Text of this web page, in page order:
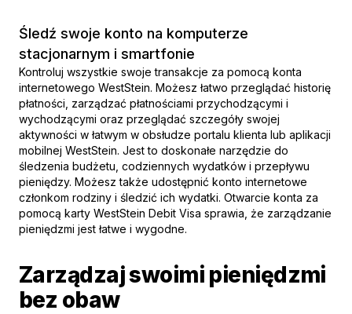
Śledź swoje konto na komputerze
stacjonarnym i smartfonie
Kontroluj wszystkie swoje transakcje za pomocą konta
internetowego WestStein. Możesz łatwo przeglądać historię
płatności, zarządzać płatnościami przychodzącymi i
wychodzącymi oraz przeglądać szczegóły swojej
aktywności w łatwym w obsłudze portalu klienta lub aplikacji
mobilnej WestStein. Jest to doskonałe narzędzie do
śledzenia budżetu, codziennych wydatków i przepływu
pieniędzy. Możesz także udostępnić konto internetowe
członkom rodziny i śledzić ich wydatki. Otwarcie konta za
pomocą karty WestStein Debit Visa sprawia, że zarządzanie
pieniędzmi jest łatwe i wygodne.
Zarządzaj swoimi pieniędzmi
bez obaw